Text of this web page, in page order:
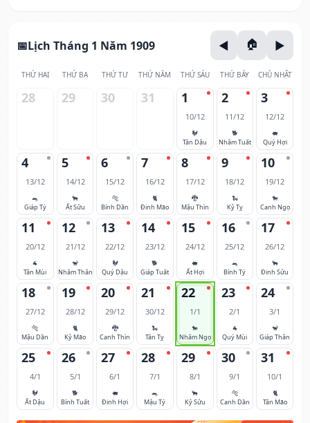
Lịch Tháng 1 Năm 1909
THỨ HAI THỨ BA THỨ TƯ THỨ NĂM THỨ SÁU THỨ BẢY CHỦ NHẬT
28 29 30 31 1
10/12
🐓
Tân Dậu
2
11/12
🐕
Nhâm Tuất
3
12/12
🐖
Quý Hợi
4
13/12
🐀
Giáp Tý
5
14/12
🐂
Ất Sửu
6
15/12
🐅
Bính Dần
7
16/12
🐈
Đinh Mão
8
17/12
🐉
Mậu Thìn
9
18/12
🐍
Kỷ Tỵ
10
19/12
🐎
Canh Ngọ
11
20/12
🐐
Tân Mùi
12
21/12
🐒
Nhâm Thân
13
22/12
🐓
Quý Dậu
14
23/12
🐕
Giáp Tuất
15
24/12
🐖
Ất Hợi
16
25/12
🐀
Bính Tý
17
26/12
🐂
Đinh Sửu
18
27/12
🐅
Mậu Dần
19
28/12
🐈
Kỷ Mão
20
29/12
🐉
Canh Thìn
21
30/12
🐍
Tân Tỵ
22
1/1
🐎
Nhâm Ngọ
23
2/1
🐐
Quý Mùi
24
3/1
🐒
Giáp Thân
25
4/1
🐓
Ất Dậu
26
5/1
🐕
Bính Tuất
27
6/1
🐖
Đinh Hợi
28
7/1
🐀
Mậu Tý
29
8/1
🐂
Kỷ Sửu
30
9/1
🐅
Canh Dần
31
10/1
🐈
Tân Mão